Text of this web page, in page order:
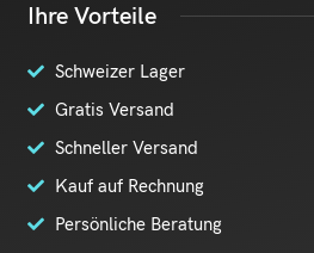
Ihre Vorteile
Schweizer Lager
Gratis Versand
Schneller Versand
Kauf auf Rechnung
Persönliche Beratung